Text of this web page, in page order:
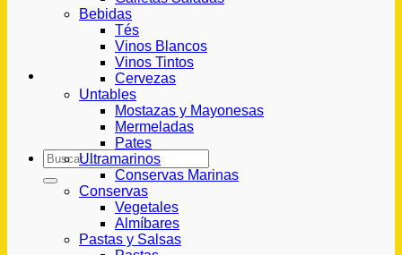
Buscar
por:
Bebidas
Tés
Vinos Blancos
Vinos Tintos
Cervezas
Untables
Mostazas y Mayonesas
Mermeladas
Pates
Ultramarinos
Conservas Marinas
Conservas
Vegetales
Almíbares
Pastas y Salsas